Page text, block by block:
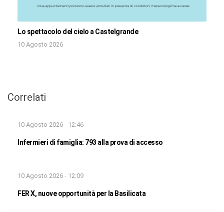
Lo spettacolo del cielo a Castelgrande
10 Agosto 2026
Correlati
10 Agosto 2026 - 12:46
Infermieri di famiglia: 793 alla prova di accesso
10 Agosto 2026 - 12:09
FER X, nuove opportunità per la Basilicata